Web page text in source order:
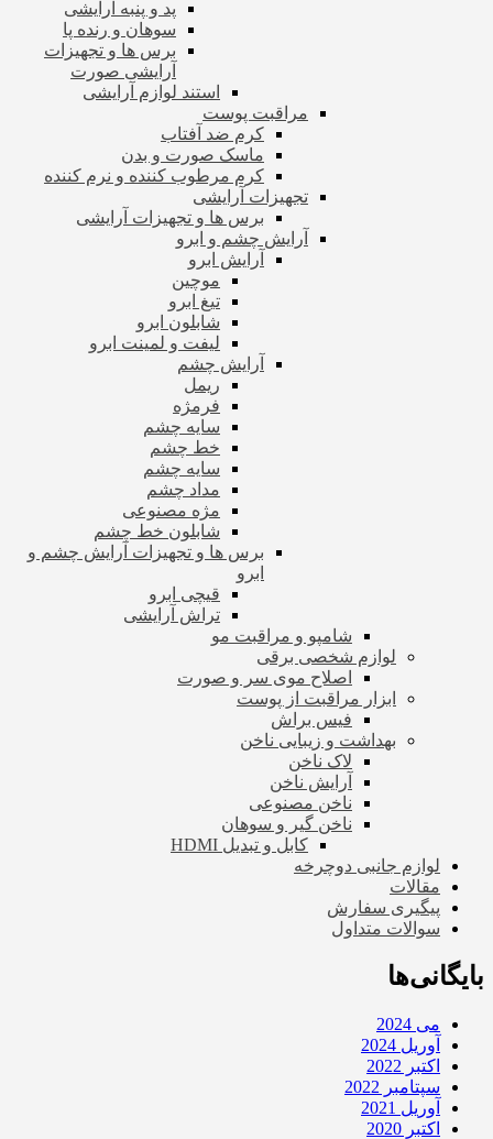
پد و پنبه آرایشی
سوهان و رنده پا
برس ها و تجهیزات
آرایشی صورت
استند لوازم آرایشی
مراقبت پوست
کرم ضد آفتاب
ماسک صورت و بدن
کرم مرطوب کننده و نرم کننده
تجهیزات آرایشی
برس ها و تجهیزات آرایشی
آرایش چشم و ابرو
آرایش ابرو
موچین
تیغ ابرو
شابلون ابرو
لیفت و لمینت ابرو
آرایش چشم
ریمل
فرمژه
سایه چشم
خط چشم
سایه چشم
مداد چشم
مژه مصنوعی
شابلون خط چشم
برس ها و تجهیزات آرایش چشم و
ابرو
قیچی ابرو
تراش آرایشی
شامپو و مراقبت مو
لوازم شخصی برقی
اصلاح موی سر و صورت
ابزار مراقبت از پوست
فیس براش
بهداشت و زیبایی ناخن
لاک ناخن
آرایش ناخن
ناخن مصنوعی
ناخن گیر و سوهان
کابل و تبدیل HDMI
لوازم جانبی دوچرخه
مقالات
پیگیری سفارش
سوالات متداول
بایگانی‌ها
می 2024
آوریل 2024
اکتبر 2022
سپتامبر 2022
آوریل 2021
اکتبر 2020